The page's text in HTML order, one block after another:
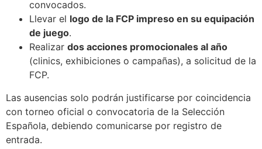
convocados.
Llevar el logo de la FCP impreso en su equipación
de juego.
Realizar dos acciones promocionales al año
(clinics, exhibiciones o campañas), a solicitud de la
FCP.
Las ausencias solo podrán justificarse por coincidencia
con torneo oficial o convocatoria de la Selección
Española, debiendo comunicarse por registro de
entrada.